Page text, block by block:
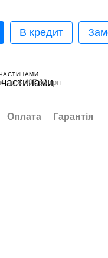
В кредит
по 4 497.50 грн
Оплата Гарантія